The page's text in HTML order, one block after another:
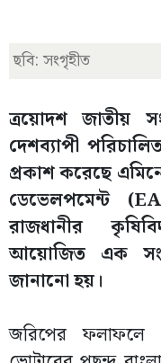
ছবি: সংগৃহীত
ত্রয়োদশ জাতীয়
দেশব্যাপী
প্রকাশ করেছে
ডেভেলপমেন্ট
রাজধানীর
আয়োজিত এক
জানানো হয়।
জরিপের ফলাফলে